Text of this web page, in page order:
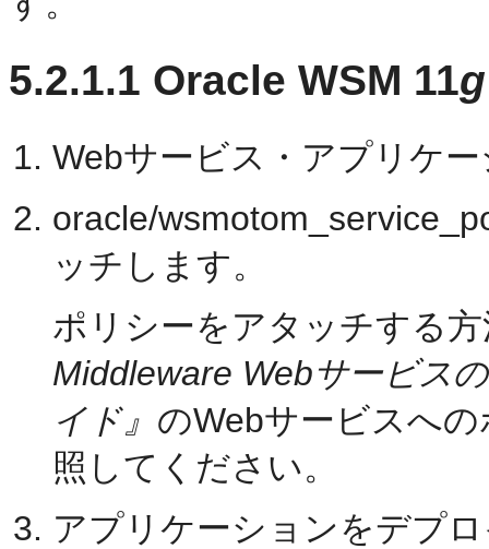
5.2.1.1 Oracle WSM 11g
Webサービス・アプリケ
oracle/
ッチします。
ポリシーをアタッチする
Middleware Webサービス
イド』 のWebサービスへ
照してください。
アプリケーションをデプ